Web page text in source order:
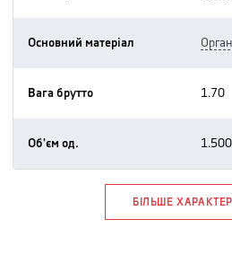
Основний матеріал
Вага брутто 1.70
Об'єм од. 1.500
БІЛЬШЕ